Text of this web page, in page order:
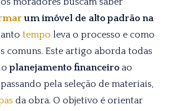
um imóvel de alto padrão na
tempo leva o processo e como
comuns. Este artigo aborda todas
planejamento financeiro ao
pela seleção de materiais,
da obra. O objetivo é orientar